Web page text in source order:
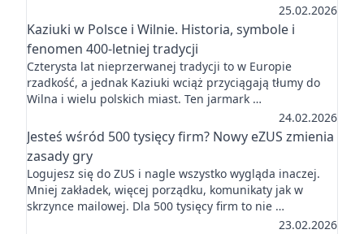
25.02.2026
Kaziuki w Polsce i Wilnie. Historia, symbole i
fenomen 400-letniej tradycji
Czterysta lat nieprzerwanej tradycji to w Europie
rzadkość, a jednak Kaziuki wciąż przyciągają tłumy do
Wilna i wielu polskich miast. Ten jarmark …
24.02.2026
Jesteś wśród 500 tysięcy firm? Nowy eZUS zmienia
zasady gry
Logujesz się do ZUS i nagle wszystko wygląda inaczej.
Mniej zakładek, więcej porządku, komunikaty jak w
skrzynce mailowej. Dla 500 tysięcy firm to nie …
23.02.2026